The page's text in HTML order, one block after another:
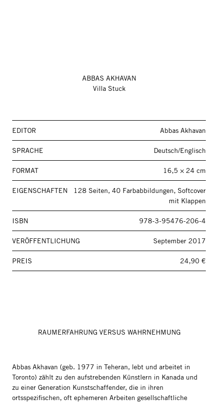
ABBAS AKHAVAN
Villa Stuck
EDITOR Abbas Akhavan
SPRACHE Deutsch/Englisch
FORMAT 16,5 × 24 cm
EIGENSCHAFTEN
128 Seiten, 40 Farbabbildungen, Softcover
mit Klappen
ISBN 978-3-95476-206-4
VERÖFFENTLICHUNG September 2017
PREIS 24,90 €
RAUMERFAHRUNG VERSUS WAHRNEHMUNG
Abbas Akhavan (geb. 1977 in Teheran, lebt und arbeitet in
Toronto) zählt zu den aufstrebenden Künstlern in Kanada und
zu einer Generation Kunstschaffender, die in ihren
ortsspezifischen, oft ephemeren Arbeiten gesellschaftliche